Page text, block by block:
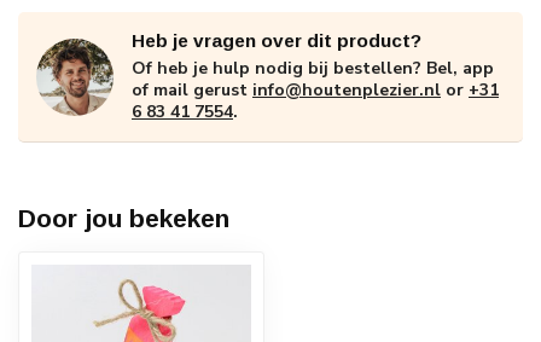
Heb je vragen over dit product?
Of heb je hulp nodig bij bestellen? Bel, app
of mail gerust info@houtenplezier.nl or +31
6 83 41 7554.
Door jou bekeken